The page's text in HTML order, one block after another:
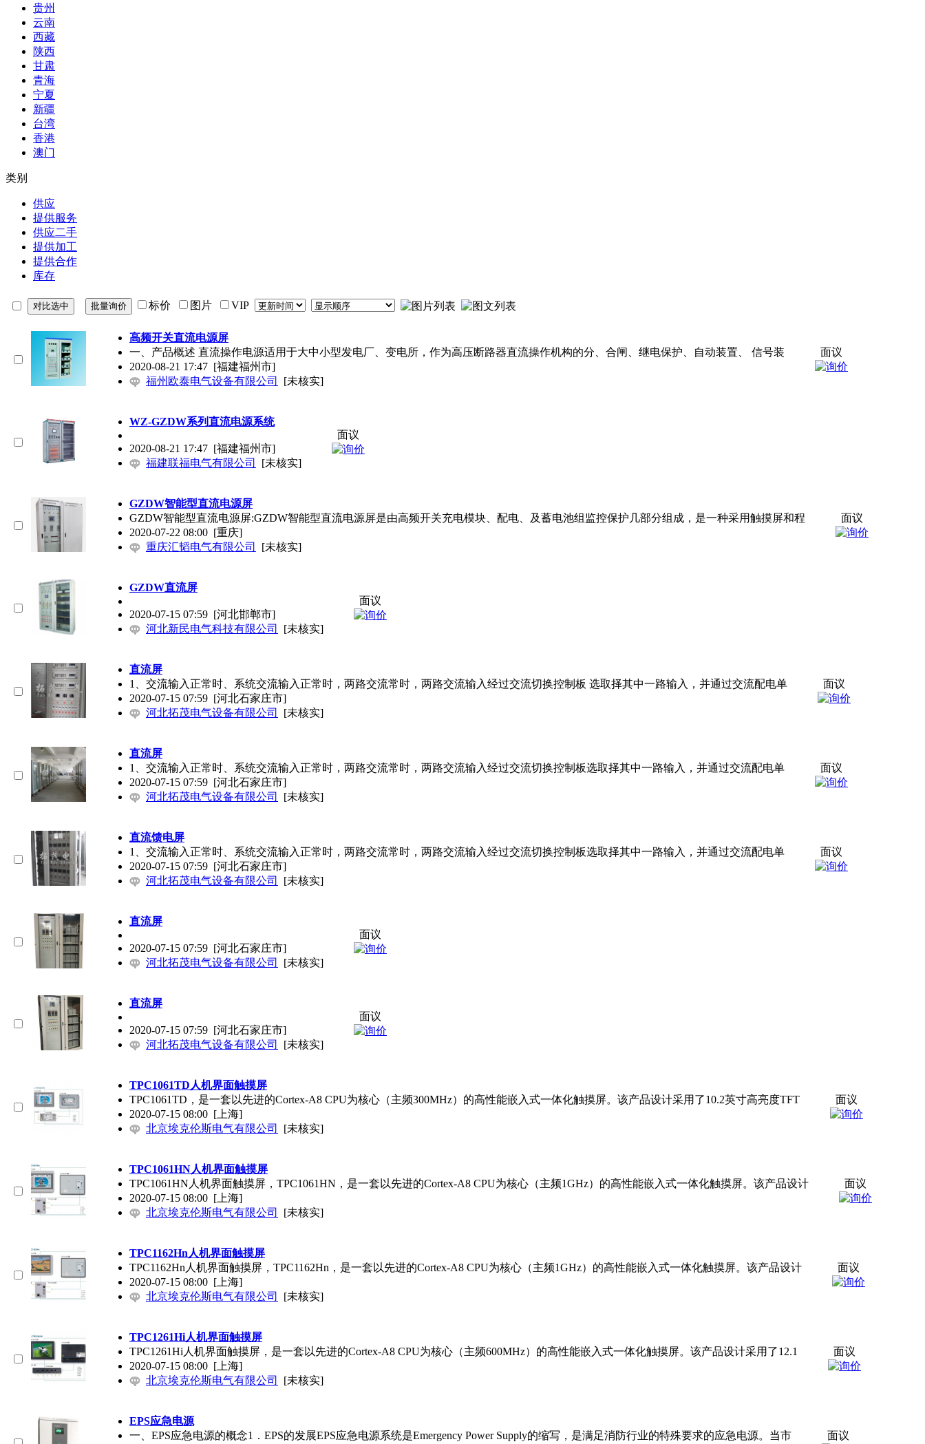
贵州
云南
西藏
陕西
甘肃
青海
宁夏
新疆
台湾
香港
澳门
类别
供应
提供服务
供应二手
提供加工
提供合作
库存
标价 图片 VIP
高频开关直流电源屏
一、产品概述 直流操作电源适用于大中小型发电厂、变电所，作为高压断路器直流操作机构的分、合闸、继电保护、自动装置、 信号装
2020-08-21 17:47 [福建福州市]
福州欧泰电气设备有限公司
[未核实]
面议
WZ-GZDW系列直流电源系统
2020-08-21 17:47 [福建福州市]
福建联福电气有限公司
[未核实]
面议
GZDW智能型直流电源屏
GZDW智能型直流电源屏:GZDW智能型直流电源屏是由高频开关充电模块、配电、及蓄电池组监控保护几部分组成，是一种采用触摸屏和程
2020-07-22 08:00 [重庆]
重庆汇韬电气有限公司
[未核实]
面议
GZDW直流屏
2020-07-15 07:59 [河北邯郸市]
河北新民电气科技有限公司
[未核实]
面议
直流屏
1、交流输入正常时、系统交流输入正常时，两路交流常时，两路交流输入经过交流切换控制板 选取择其中一路输入，并通过交流配电单
2020-07-15 07:59 [河北石家庄市]
河北拓茂电气设备有限公司
[未核实]
面议
直流屏
1、交流输入正常时、系统交流输入正常时，两路交流常时，两路交流输入经过交流切换控制板选取择其中一路输入，并通过交流配电单
2020-07-15 07:59 [河北石家庄市]
河北拓茂电气设备有限公司
[未核实]
面议
直流馈电屏
1、交流输入正常时、系统交流输入正常时，两路交流常时，两路交流输入经过交流切换控制板选取择其中一路输入，并通过交流配电单
2020-07-15 07:59 [河北石家庄市]
河北拓茂电气设备有限公司
[未核实]
面议
直流屏
2020-07-15 07:59 [河北石家庄市]
河北拓茂电气设备有限公司
[未核实]
面议
直流屏
2020-07-15 07:59 [河北石家庄市]
河北拓茂电气设备有限公司
[未核实]
面议
TPC1061TD人机界面触摸屏
TPC1061TD，是一套以先进的Cortex-A8 CPU为核心（主频300MHz）的高性能嵌入式一体化触摸屏。该产品设计采用了10.2英寸高亮度TFT
2020-07-15 08:00 [上海]
北京埃克伦斯电气有限公司
[未核实]
面议
TPC1061HN人机界面触摸屏
TPC1061HN人机界面触摸屏，TPC1061HN，是一套以先进的Cortex-A8 CPU为核心（主频1GHz）的高性能嵌入式一体化触摸屏。该产品设计
2020-07-15 08:00 [上海]
北京埃克伦斯电气有限公司
[未核实]
面议
TPC1162Hn人机界面触摸屏
TPC1162Hn人机界面触摸屏，TPC1162Hn，是一套以先进的Cortex-A8 CPU为核心（主频1GHz）的高性能嵌入式一体化触摸屏。该产品设计
2020-07-15 08:00 [上海]
北京埃克伦斯电气有限公司
[未核实]
面议
TPC1261Hi人机界面触摸屏
TPC1261Hi人机界面触摸屏，是一套以先进的Cortex-A8 CPU为核心（主频600MHz）的高性能嵌入式一体化触摸屏。该产品设计采用了12.1
2020-07-15 08:00 [上海]
北京埃克伦斯电气有限公司
[未核实]
面议
EPS应急电源
一、EPS应急电源的概念1．EPS的发展EPS应急电源系统是Emergency Power Supply的缩写，是满足消防行业的特殊要求的应急电源。当市
面议